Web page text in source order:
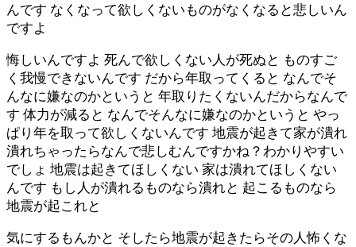
んです なくなって欲しくないものがなくなると悲しいん
ですよ
悔しいんですよ 死んで欲しくない人が死ぬと ものすご
く我慢できないんです だから年取ってくると なんでそ
んなに嫌なのかというと 年取りたくないんだからなんで
す 体力が減ると なんでそんなに嫌なのかというと やっ
ぱり年を取って欲しくないんです 地震が起きて家が潰れ
潰れちゃったらなんで悲しむんですかね？わかりやすい
でしょ 地震は起きてほしくない 家は潰れてほしくない
んです もし人が潰れるものなら潰れと 起こるものなら
地震が起これと
気にするもんかと そしたら地震が起きたらその人怖くな